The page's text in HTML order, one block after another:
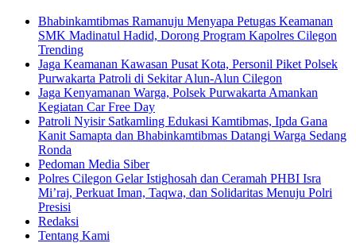
Bhabinkamtibmas Ramanuju Menyapa Petugas Keamanan
SMK Madinatul Hadid, Dorong Program Kapolres Cilegon
Trending
Jaga Keamanan Kawasan Pusat Kota, Personil Piket Polsek
Purwakarta Patroli di Sekitar Alun-Alun Cilegon
Jaga Kenyamanan Warga, Polsek Purwakarta Amankan
Kegiatan Car Free Day
Patroli Nyisir Satkamling Edukasi Kamtibmas, Ipda Gana
Kanit Samapta dan Bhabinkamtibmas Datangi Warga Sedang
Ronda
Pedoman Media Siber
Polres Cilegon Gelar Istighosah dan Ceramah PHBI Isra
Mi’raj, Perkuat Iman, Taqwa, dan Solidaritas Menuju Polri
Presisi
Redaksi
Tentang Kami